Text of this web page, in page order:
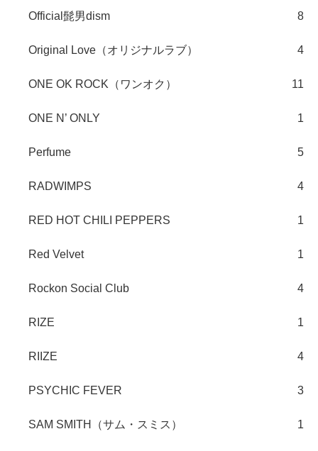
Official髭男dism 8
Original Love（オリジナルラブ） 4
ONE OK ROCK（ワンオク） 11
ONE N’ ONLY 1
Perfume 5
RADWIMPS 4
RED HOT CHILI PEPPERS 1
Red Velvet 1
Rockon Social Club 4
RIZE 1
RIIZE 4
PSYCHIC FEVER 3
SAM SMITH（サム・スミス） 1